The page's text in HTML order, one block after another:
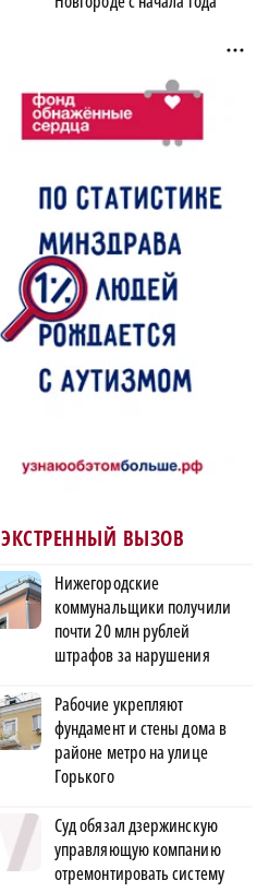
ЭКСТРЕННЫЙ ВЫЗОВ
Нижегородские
коммунальщики получили
почти 20 млн рублей
штрафов за нарушения
Рабочие укрепляют
фундамент и стены дома в
районе метро на улице
Горького
Суд обязал дзержинскую
управляющую компанию
отремонтировать систему